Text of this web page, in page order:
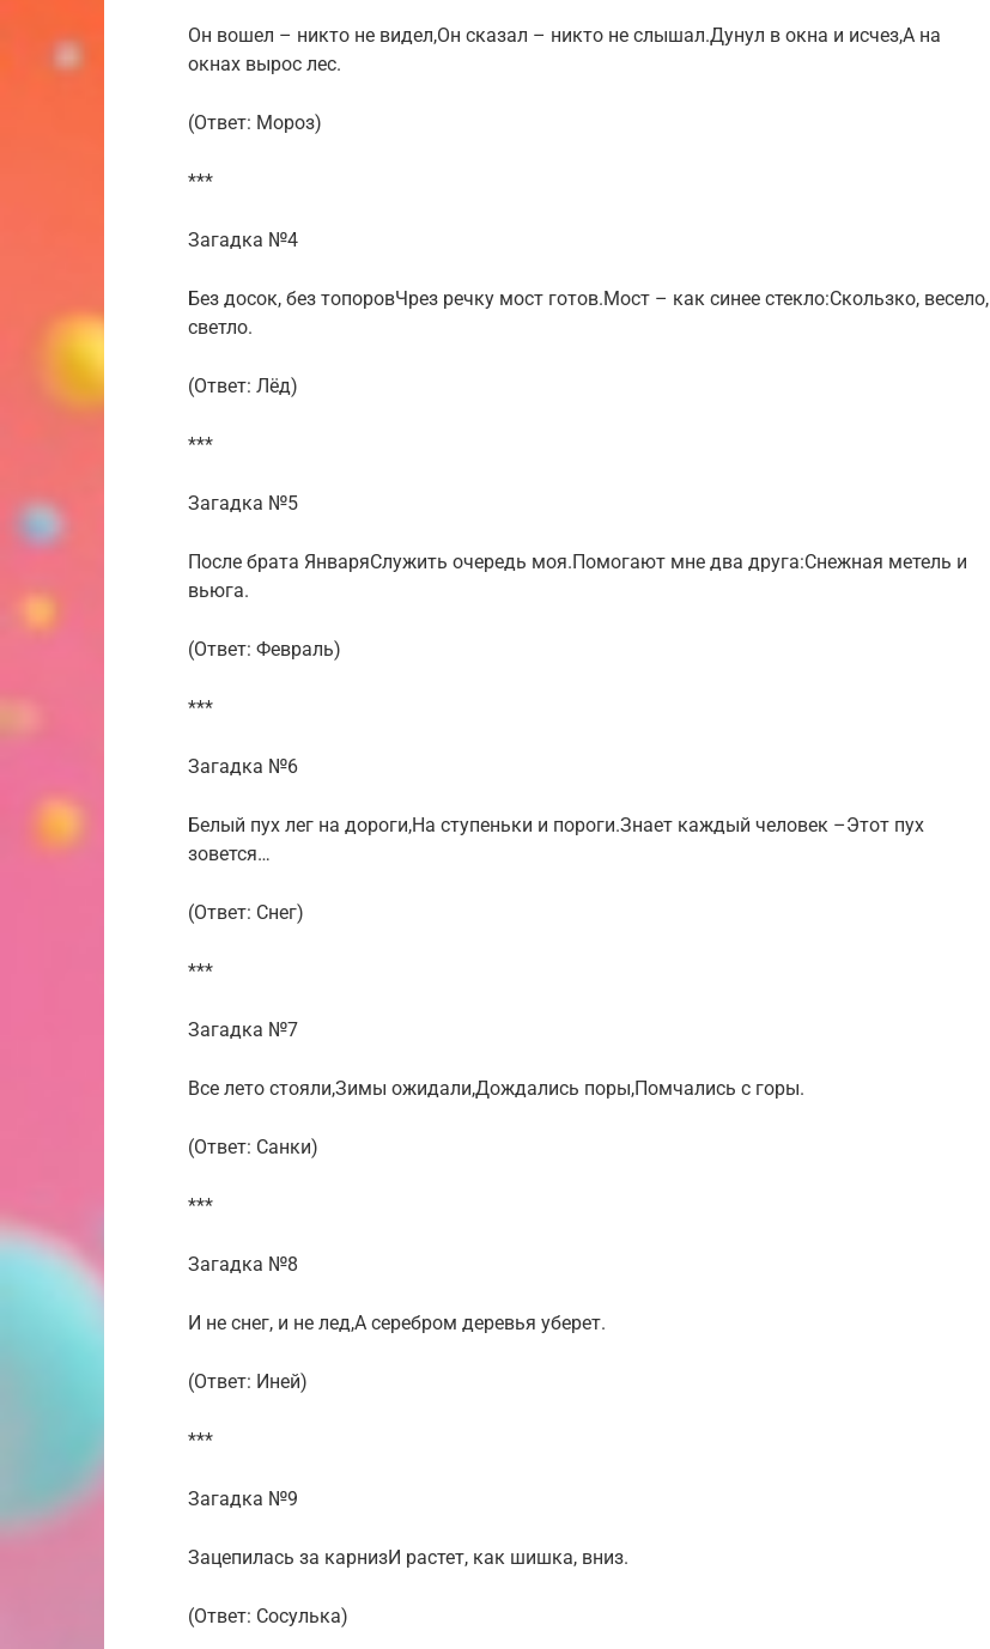
Он вошел – никто не видел,Он сказал – никто не слышал.Дунул в окна и исчез,А на
окнах вырос лес.
(Ответ: Мороз)
***
Загадка №4
Без досок, без топоровЧрез речку мост готов.Мост – как синее стекло:Скользко, весело,
светло.
(Ответ: Лёд)
***
Загадка №5
После брата ЯнваряСлужить очередь моя.Помогают мне два друга:Снежная метель и
вьюга.
(Ответ: Февраль)
***
Загадка №6
Белый пух лег на дороги,На ступеньки и пороги.Знает каждый человек –Этот пух
зовется…
(Ответ: Снег)
***
Загадка №7
Все лето стояли,Зимы ожидали,Дождались поры,Помчались с горы.
(Ответ: Санки)
***
Загадка №8
И не снег, и не лед,А серебром деревья уберет.
(Ответ: Иней)
***
Загадка №9
Зацепилась за карнизИ растет, как шишка, вниз.
(Ответ: Сосулька)